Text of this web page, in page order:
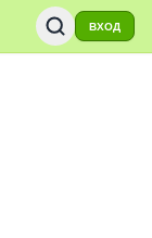
ВХОД